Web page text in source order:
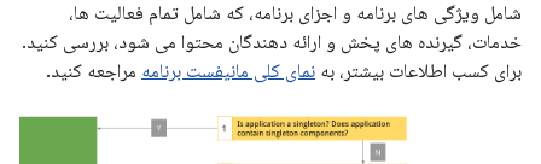
شامل ویژگی های برنامه و اجزای برنامه، که شامل تمام فعالیت ها،
خدمات، گیرنده های پخش و ارائه دهندگان محتوا می شود، بررسی کنید.
برای کسب اطلاعات بیشتر، به نمای کلی مانیفست برنامه مراجعه کنید.